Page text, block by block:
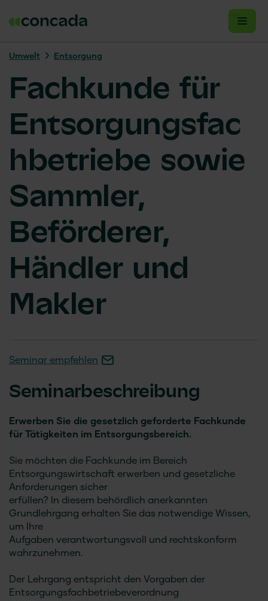
Umwelt Entsorgung
Fachkunde für
Entsorgungsfac
hbetriebe sowie
Sammler,
Beförderer,
Händler und
Makler
Seminar empfehlen
Seminarbeschreibung
Erwerben Sie die gesetzlich geforderte Fachkunde
für Tätigkeiten im Entsorgungsbereich.
Sie möchten die Fachkunde im Bereich
Entsorgungswirtschaft erwerben und gesetzliche
Anforderungen sicher
erfüllen? In diesem behördlich anerkannten
Grundlehrgang erhalten Sie das notwendige Wissen,
um Ihre
Aufgaben verantwortungsvoll und rechtskonform
wahrzunehmen.
Der Lehrgang entspricht den Vorgaben der
Entsorgungsfachbetriebeverordnung